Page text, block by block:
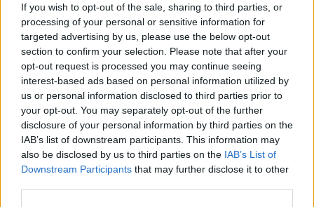
If you wish to opt-out of the sale, sharing to third parties, or
processing of your personal or sensitive information for
targeted advertising by us, please use the below opt-out
section to confirm your selection. Please note that after your
opt-out request is processed you may continue seeing
interest-based ads based on personal information utilized by
us or personal information disclosed to third parties prior to
your opt-out. You may separately opt-out of the further
disclosure of your personal information by third parties on the
IAB’s list of downstream participants. This information may
also be disclosed by us to third parties on the IAB’s List of
Downstream Participants that may further disclose it to other
Serie A maschile 2024/25.
LE FORMAZIONE DEL CAMPIONATO SERIE A
D’ELITE
FEMI-CZ Rugby Rovigo Delta (Campione
d’Italia in carica)
Sitav Rugby Lyons
HBS Colorno
Valorugby Emilia
Fiamme Oro Rugby